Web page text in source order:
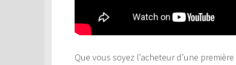
Que vous soyez l’acheteur d’une